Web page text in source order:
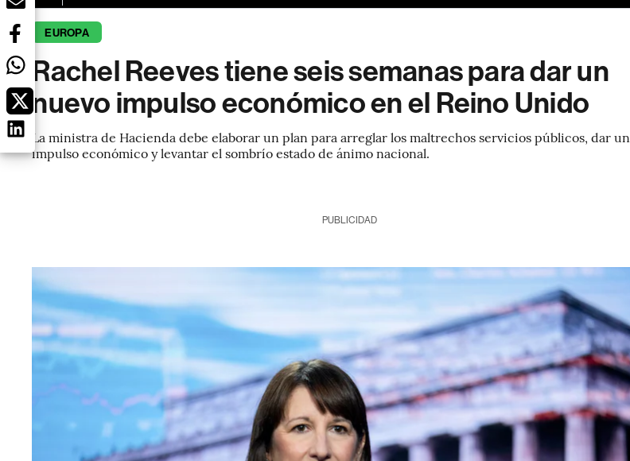
EUROPA
Rachel Reeves tiene seis semanas para dar un
nuevo impulso económico en el Reino Unido
La ministra de Hacienda debe elaborar un plan para arreglar los maltrechos servicios públicos, dar un
impulso económico y levantar el sombrío estado de ánimo nacional.
PUBLICIDAD